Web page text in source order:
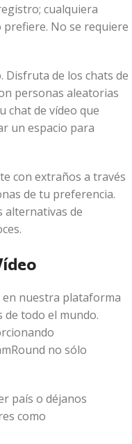
cualquiera
prefiere. No se requiere
de los chats de
personas aleatorias
chat de vídeo que
un espacio para
con extraños a través
de tu preferencia.
alternativas de
en nuestra plataforma
de todo el mundo.
no sólo
país o déjanos
como